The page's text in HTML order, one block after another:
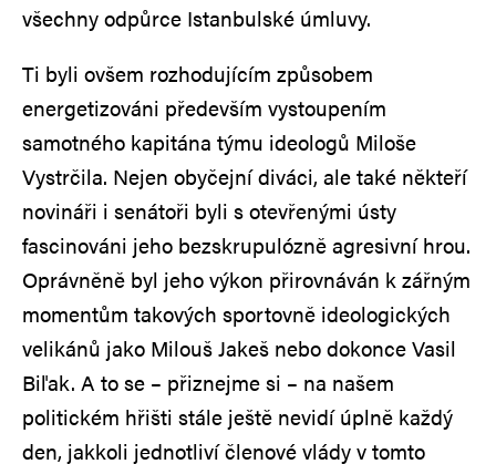
všechny odpůrce Istanbulské úmluvy.
Ti byli ovšem rozhodujícím způsobem
energetizováni především vystoupením
samotného kapitána týmu ideologů Miloše
Vystrčila. Nejen obyčejní diváci, ale také někteří
novináři i senátoři byli s otevřenými ústy
fascinováni jeho bezskrupulózně agresivní hrou.
Oprávněně byl jeho výkon přirovnáván k zářným
momentům takových sportovně ideologických
velikánů jako Milouš Jakeš nebo dokonce Vasil
Biľak. A to se – přiznejme si – na našem
politickém hřišti stále ještě nevidí úplně každý
den, jakkoli jednotliví členové vlády v tomto